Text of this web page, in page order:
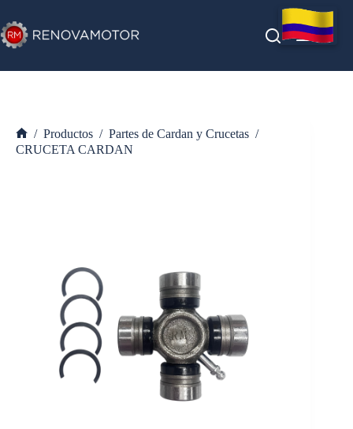
al
contenido
Inicio
/ Productos / Partes de Cardan y Crucetas /
CRUCETA CARDAN